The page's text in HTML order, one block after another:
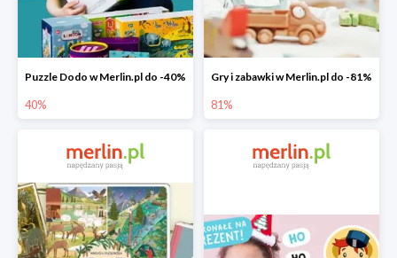
Puzzle Dodo w Merlin.pl do -40%
40%
Gry i zabawki w Merlin.pl do -81%
81%